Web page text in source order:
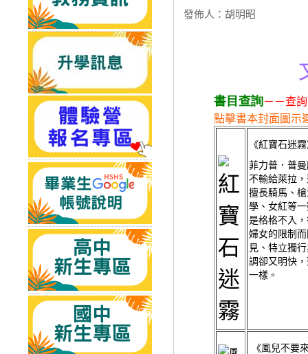
發佈人：胡明昭
書目查詢－－查
點擊書本封面圖示
《紅寶石迷
菲力普．普
不輸給萊拉
擅長騎馬、
學、女紅等
是格格不入
婦女的限制
見、特立獨
調卻又明快
一樣。
《風兒不要